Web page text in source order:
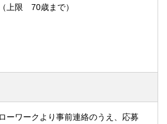
上限 70歳まで）
ーワークより事前連絡のうえ、応募